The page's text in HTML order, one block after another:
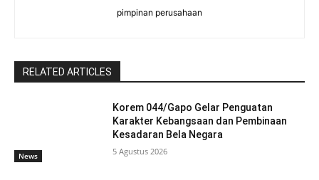
pimpinan perusahaan
RELATED ARTICLES
News
Korem 044/Gapo Gelar Penguatan
Karakter Kebangsaan dan Pembinaan
Kesadaran Bela Negara
5 Agustus 2026